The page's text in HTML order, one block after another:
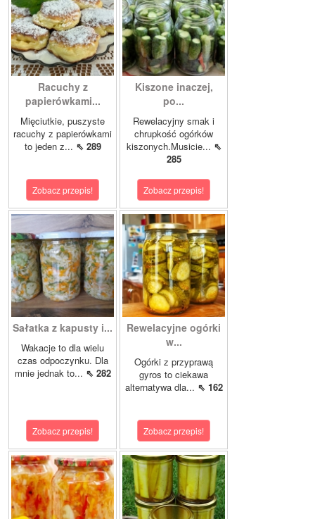
Racuchy z
papierówkami...
Mięciutkie, puszyste
racuchy z papierówkami
to jeden z... ⇖ 289
Zobacz przepis!
Kiszone inaczej,
po...
Rewelacyjny smak i
chrupkość ogórków
kiszonych.Musicie... ⇖
285
Zobacz przepis!
Sałatka z kapusty i...
Wakacje to dla wielu
czas odpoczynku. Dla
mnie jednak to... ⇖ 282
Zobacz przepis!
Rewelacyjne ogórki
w...
Ogórki z przyprawą
gyros to ciekawa
alternatywa dla... ⇖ 162
Zobacz przepis!